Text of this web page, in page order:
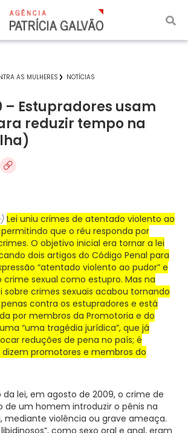
AS MULHERES NOTÍCIAS
– Estupradores usam
reduzir tempo na
Lei uniu crimes de atentado violento ao
que o réu responda por
O objetivo inicial era tornar a lei
dois artigos do Código Penal para
“atentado violento ao pudor” e
crime sexual como estupro. Mas na
sobre crimes sexuais acabou tornando
contra os estupradores e está
por membros da Promotoria e do
“uma tragédia jurídica”, que já
reduções de pena no país; é
promotores e membros do
lei, em agosto de 2009, o crime de
de um homem introduzir o pênis na
mediante violência ou grave ameaça.
como sexo oral e anal, eram